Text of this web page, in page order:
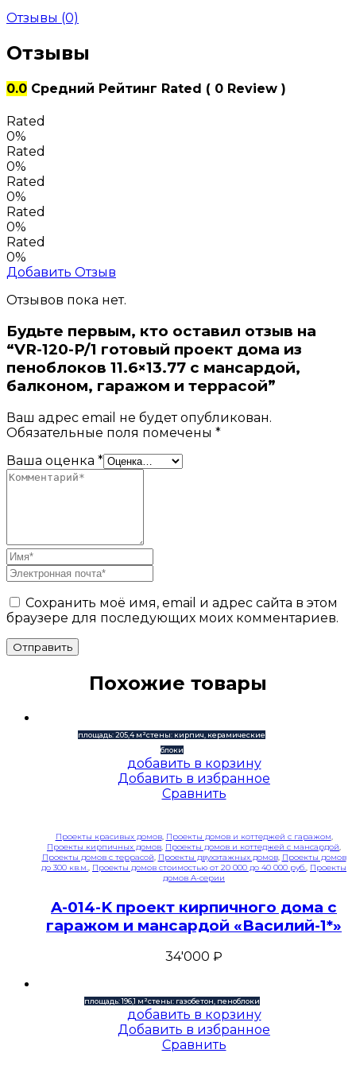
Отзывы (0)
Отзывы
0.0 Средний Рейтинг Rated ( 0 Review )
Rated
0%
Rated
0%
Rated
0%
Rated
0%
Rated
0%
Добавить Отзыв
Отзывов пока нет.
Будьте первым, кто оставил отзыв на
“VR-120-P/1 готовый проект дома из
пеноблоков 11.6×13.77 с мансардой,
балконом, гаражом и террасой”
Ваш адрес email не будет опубликован.
Обязательные поля помечены *
Ваша оценка *
Сохранить моё имя, email и адрес сайта в этом
браузере для последующих моих комментариев.
Отправить
Похожие товары
площадь: 205,4 м²стены: кирпич, керамические
блоки
добавить в корзину
Добавить в избранное
Сравнить
Проекты красивых домов, Проекты домов и коттеджей с гаражом,
Проекты кирпичных домов, Проекты домов и коттеджей с мансардой,
Проекты домов с террасой, Проекты двухэтажных домов, Проекты домов
до 300 кв.м., Проекты домов стоимостью от 20 000 до 40 000 руб., Проекты
домов A-серии
A-014-K проект кирпичного дома с
гаражом и мансардой «Василий-1*»
34'000 ₽
площадь: 196,1 м²стены: газобетон, пеноблоки
добавить в корзину
Добавить в избранное
Сравнить